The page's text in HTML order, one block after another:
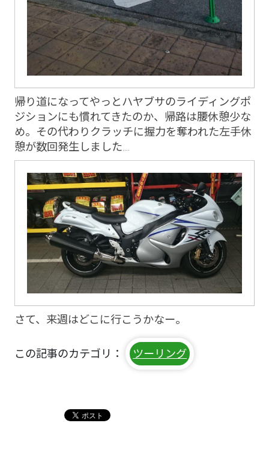
帰り道になってやっとハヤブサのライディングポ
ジションにも慣れてきたのか、帰路は腰休憩少な
め。その代わりクラッチに握力を奪われた左手休
憩が数回発生しました....
さて、来週はどこに行こうかなー。
この記事のカテゴリ： ツーリング